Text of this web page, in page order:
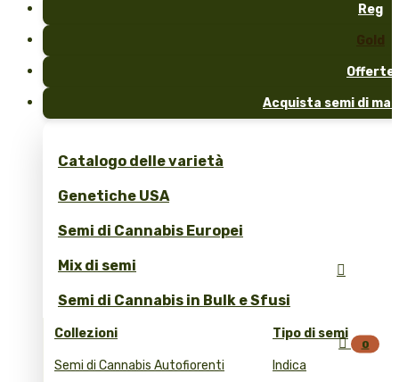
Reg
Gold
Offerte
Acquista semi di
Catalogo delle varietà
Genetiche USA
Semi di Cannabis Europei
Mix di semi
Semi di Cannabis in Bulk e Sfusi
Collezioni
Semi di Cannabis Autofiorenti
Tipo di semi
Indica

 0